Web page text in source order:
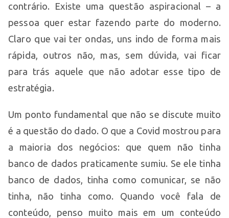
contrário. Existe uma questão aspiracional – a
pessoa quer estar fazendo parte do moderno.
Claro que vai ter ondas, uns indo de forma mais
rápida, outros não, mas, sem dúvida, vai ficar
para trás aquele que não adotar esse tipo de
estratégia.
Um ponto fundamental que não se discute muito
é a questão do dado. O que a Covid mostrou para
a maioria dos negócios: que quem não tinha
banco de dados praticamente sumiu. Se ele tinha
banco de dados, tinha como comunicar, se não
tinha, não tinha como. Quando você fala de
conteúdo, penso muito mais em um conteúdo